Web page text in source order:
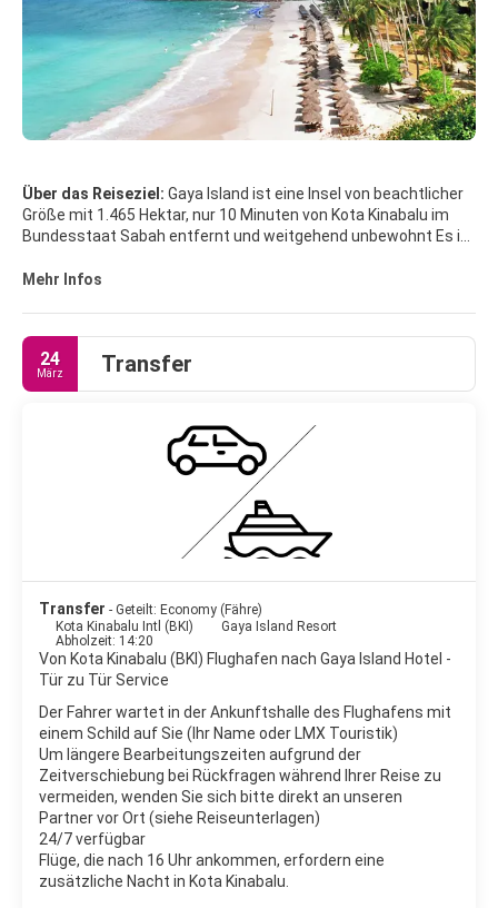
Über das Reiseziel: Gaya Island ist eine Insel von beachtlicher
Größe mit 1.465 Hektar, nur 10 Minuten von Kota Kinabalu im
Bundesstaat Sabah entfernt und weitgehend unbewohnt Es ist
illegalen philippinischen Kolonie namens Kampung Lok Urai
erkennen dies nicht offiziell an. Die Insel hat eine schwimmende
Bevölkerung von 6.000 Menschen, hauptsächlich aus Bajau,
Ubian und Philippinen, die Kota Kinabalu billige Arbeitskräfte zur
Mehr Infos
24
März Transfer
Transfer - Geteilt: Economy (Fähre)
Kota Kinabalu Intl (BKI)
Gaya Island Resort
Abholzeit: 14:20
Von Kota Kinabalu (BKI) Flughafen nach Gaya Island Hotel -
Tür zu Tür Service
Der Fahrer wartet in der Ankunftshalle des Flughafens mit
einem Schild auf Sie (Ihr Name oder LMX Touristik)
Um längere Bearbeitungszeiten aufgrund der
Zeitverschiebung bei Rückfragen während Ihrer Reise zu
vermeiden, wenden Sie sich bitte direkt an unseren
Partner vor Ort (siehe Reiseunterlagen)
24/7 verfügbar
Flüge, die nach 16 Uhr ankommen, erfordern eine
zusätzliche Nacht in Kota Kinabalu.